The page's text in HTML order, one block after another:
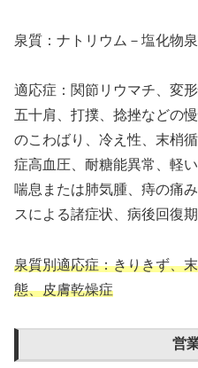
泉質：ナトリウム－塩化物
適応症：関節リウマチ、変
五十肩、打撲、捻挫などの
のこわばり、冷え性、末梢
症高血圧、耐糖能異常、軽
喘息または肺気腫、痔の痛
スによる諸症状、病後回復
泉質別適応症：きりきず、
態、皮膚乾燥症
営